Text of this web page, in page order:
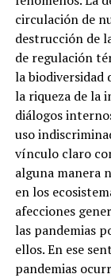
circulación de
destrucción de
de regulación
la biodiversidad
la riqueza de la
diálogos
uso
vínculo claro
alguna manera
en los
afecciones
las pandemias
ellos. En ese
pandemias